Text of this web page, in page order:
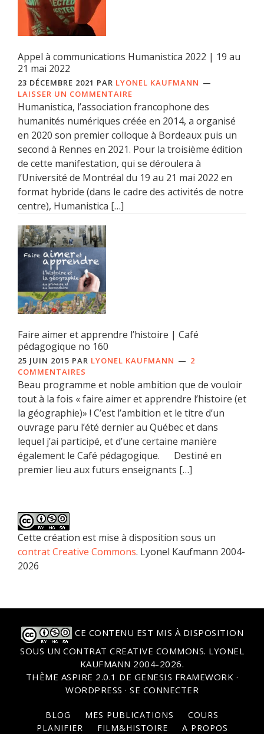
Appel à communications Humanistica 2022 | 19 au
21 mai 2022
23 DÉCEMBRE 2021 PAR LYONEL KAUFMANN
LAISSER UN COMMENTAIRE
Humanistica, l’association francophone des
humanités numériques créée en 2014, a organisé
en 2020 son premier colloque à Bordeaux puis un
second à Rennes en 2021. Pour la troisième édition
de cette manifestation, qui se déroulera à
l’Université de Montréal du 19 au 21 mai 2022 en
format hybride (dans le cadre des activités de notre
centre), Humanistica […]
Faire aimer et apprendre l’histoire | Café
pédagogique no 160
25 JUIN 2015 PAR LYONEL KAUFMANN
2
COMMENTAIRES
Beau programme et noble ambition que de vouloir
tout à la fois « faire aimer et apprendre l’histoire (et
la géographie)» ! C’est l’ambition et le titre d’un
ouvrage paru l’été dernier au Québec et dans
lequel j’ai participé, et d’une certaine manière
également le Café pédagogique. Destiné en
premier lieu aux futurs enseignants […]
Cette création est mise à disposition sous un
contrat Creative Commons. Lyonel Kaufmann 2004-
2026
CE CONTENU EST MIS À DISPOSITION
SOUS UN CONTRAT CREATIVE COMMONS. LYONEL
KAUFMANN 2004-2026.
THÈME ASPIRE 2.0.1 DE GENESIS FRAMEWORK ·
WORDPRESS · SE CONNECTER
BLOG MES PUBLICATIONS
COURS
PLANIFIER
FILM&HISTOIRE A PROPOS